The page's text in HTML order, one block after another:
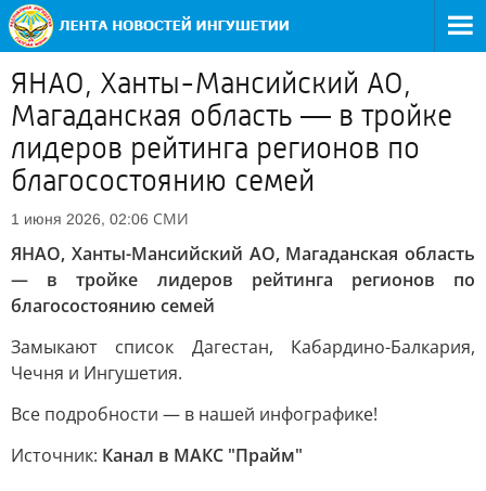
ЯНАО, Ханты-Мансийский АО,
Магаданская область — в тройке
лидеров рейтинга регионов по
благосостоянию семей
1 июня 2026, 02:06 СМИ
ЯНАО, Ханты-Мансийский АО, Магаданская область
— в тройке лидеров рейтинга регионов по
благосостоянию семей
Замыкают список Дагестан, Кабардино-Балкария,
Чечня и Ингушетия.
Все подробности — в нашей инфографике!
Источник: Канал в МАКС "Прайм"